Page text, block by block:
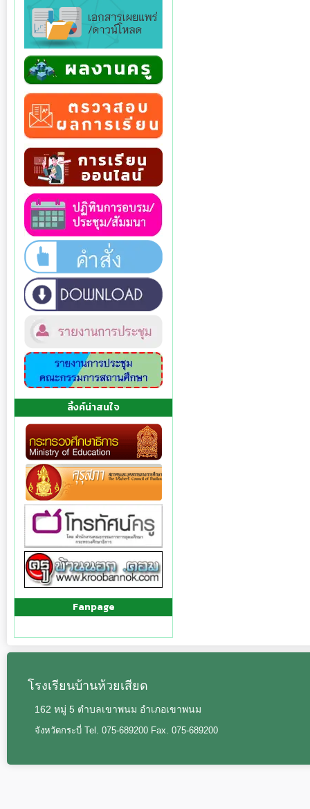
ลิ้งค์น่าสนใจ
Fanpage
โรงเรียนบ้านห้วยเสียด
162 หมู่ 5 ตำบลเขาพนม อำเภอเขาพนม
จังหวัดกระบี่ Tel. 075-689200 Fax. 075-689200